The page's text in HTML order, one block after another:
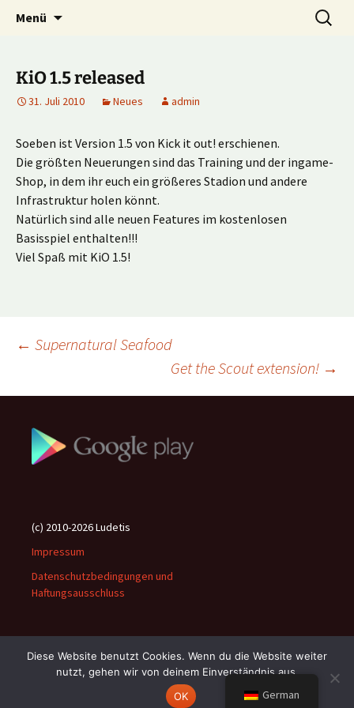
Kick it out!
Multiplayer Football Manager
Menü
Suche
nach:
KiO 1.5 released
31. Juli 2010 Neues admin
Soeben ist Version 1.5 von Kick it out! erschienen.
Die größten Neuerungen sind das Training und der ingame-
Shop, in dem ihr euch ein größeres Stadion und andere
Infrastruktur holen könnt.
Natürlich sind alle neuen Features im kostenlosen
Basisspiel enthalten!!!
Viel Spaß mit KiO 1.5!
Beitragsnavigation
← Supernatural Seafood
Get the Scout extension! →
(c) 2010-2026 Ludetis
Impressum
Datenschutzbedingungen und
Haftungsausschluss
Stolz präsentiert von WordPress German
Diese Website benutzt Cookies. Wenn du die Website weiter
nutzt, gehen wir von deinem Einverständnis aus.
OK